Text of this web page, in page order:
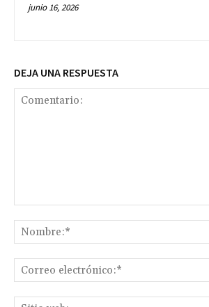
junio 16, 2026
DEJA UNA RESPUESTA